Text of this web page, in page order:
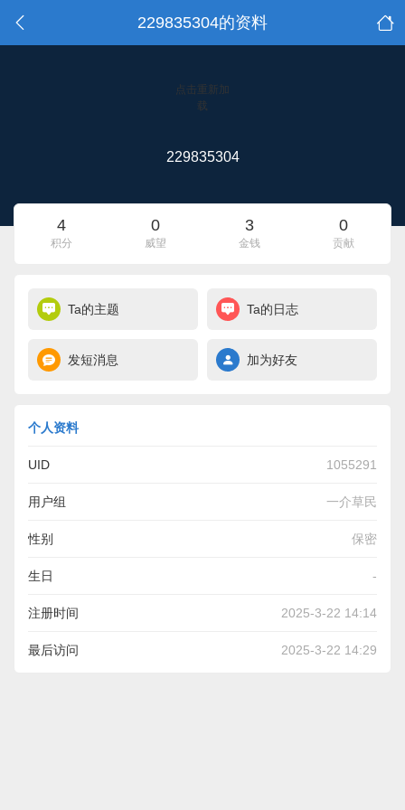
229835304的资料
点击重新加
载
229835304
4
积分
0
威望
3
金钱
0
贡献
Ta的主题 Ta的日志
发短消息 加为好友
个人资料
UID 1055291
用户组 一介草民
性别 保密
生日 -
注册时间 2025-3-22 14:14
最后访问 2025-3-22 14:29